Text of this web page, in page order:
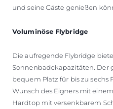
und seine Gäste genießen
Voluminöse Flybridge
Die aufregende Flybridge
Sonnenbadekapazitäten. Der
bequem Platz für bis zu sechs
Wunsch des Eigners mit
Hardtop mit versenkbarem